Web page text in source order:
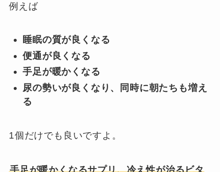
例えば
睡眠の質が良くなる
便通が良くなる
手足が暖かくなる
尿の勢いが良くなり、
同時に朝たちも増え
る
1個だけでも良いですよ。